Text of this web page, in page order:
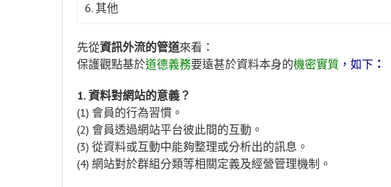
6. 其他
先從資訊外流的管道來看：
保護觀點基於道德義務要遠甚於資料本身的機密實質 ，如下 ：
1. 資料對網站的意義？
(1) 會員的行為習慣。
(2) 會員透過網站平台彼此間的互動。
(3) 從資料或互動中能夠整理或分析出的訊息。
(4) 網站對於群組分類等相關定義及經營管理機制。